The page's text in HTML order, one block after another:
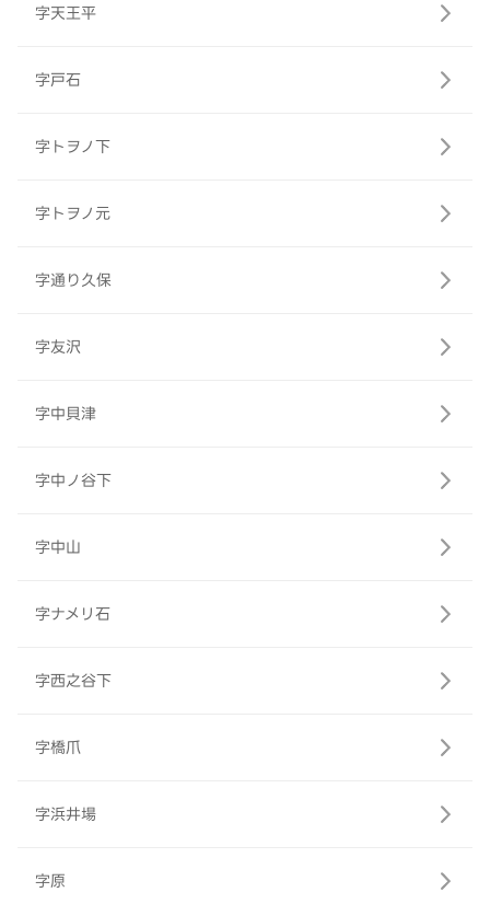
字天王平
字戸石
字トヲノ下
字トヲノ元
字通り久保
字友沢
字中貝津
字中ノ谷下
字中山
字ナメリ石
字西之谷下
字橋爪
字浜井場
字原